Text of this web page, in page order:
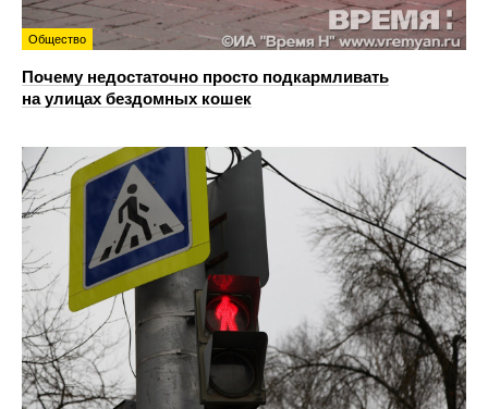
Общество
Почему недостаточно просто подкармливать
на улицах бездомных кошек